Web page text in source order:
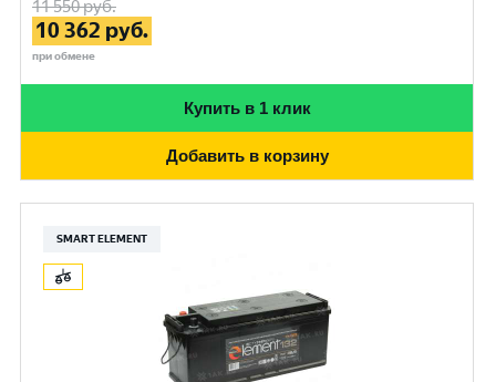
11 550руб.
10 362 руб.
при обмене
Купить в 1 клик
Добавить в корзину
SMART ELEMENT